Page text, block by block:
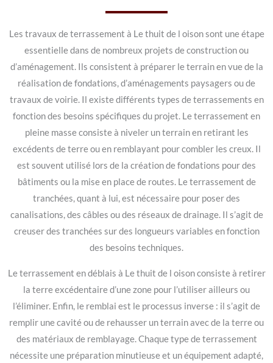
Les travaux de terrassement à Le thuit de l oison sont une étape
essentielle dans de nombreux projets de construction ou
d’aménagement. Ils consistent à préparer le terrain en vue de la
réalisation de fondations, d’aménagements paysagers ou de
travaux de voirie. Il existe différents types de terrassements en
fonction des besoins spécifiques du projet. Le terrassement en
pleine masse consiste à niveler un terrain en retirant les
excédents de terre ou en remblayant pour combler les creux. Il
est souvent utilisé lors de la création de fondations pour des
bâtiments ou la mise en place de routes. Le terrassement de
tranchées, quant à lui, est nécessaire pour poser des
canalisations, des câbles ou des réseaux de drainage. Il s’agit de
creuser des tranchées sur des longueurs variables en fonction
des besoins techniques.
Le terrassement en déblais à Le thuit de l oison consiste à retirer
la terre excédentaire d’une zone pour l’utiliser ailleurs ou
l’éliminer. Enfin, le remblai est le processus inverse : il s’agit de
remplir une cavité ou de rehausser un terrain avec de la terre ou
des matériaux de remblayage. Chaque type de terrassement
nécessite une préparation minutieuse et un équipement adapté,